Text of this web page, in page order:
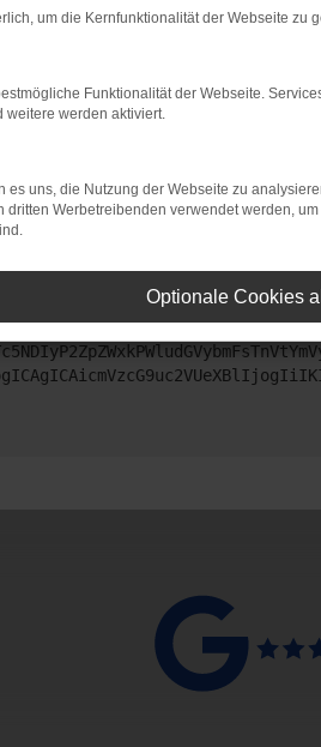
bestimmter Seiten verhindern.
dem neuesten Stand sind.
kann auch dazu führen, dass
uns bitte. Wir werden
um die Kernfunktionalität der Webseite zu
Funktionalität der Webseite.
weitere werden aktiviert.
es uns, die Nutzung der Webseite zu
dritten Werbetreibenden verwendet werden,
Optionale Cookies